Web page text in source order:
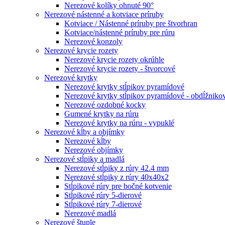
Nerezové kolíky ohnuté 90°
Nerezové nástenné a kotviace príruby
Kotviace / Nástenné príruby pre štvorhran
Kotviace/nástenné príruby pre rúru
Nerezové konzoly
Nerezové krycie rozety
Nerezové krycie rozety okrúhle
Nerezové krycie rozety - štvorcové
Nerezové krytky
Nerezové krytky stĺpikov pyramídové
Nerezové krytky stĺpikov pyramídové -
Nerezové ozdobné kocky
Gumené krytky na rúru
Nerezové krytky na rúru - vypuklé
Nerezové kĺby a objímky
Nerezové kĺby
Nerezové objímky
Nerezové stĺpiky a madlá
Nerezové stĺpiky z rúry 42.4 mm
Nerezové stĺpiky z rúry 40x40x2
Stĺpikové rúry pre bočné kotvenie
Stĺpikové rúry 5-dierové
Stĺpikové rúry 7-dierové
Nerezové madlá
Nerezové štuple